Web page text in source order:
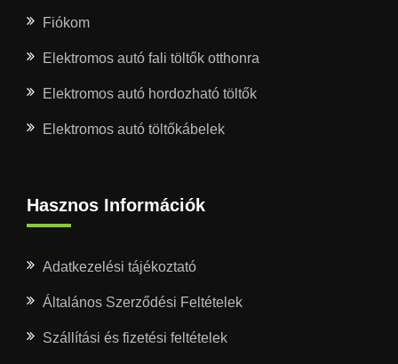
Fiókom
Elektromos autó fali töltők otthonra
Elektromos autó hordozható töltők
Elektromos autó töltőkábelek
Hasznos Információk
Adatkezelési tájékoztató
Általános Szerződési Feltételek
Szállítási és fizetési feltételek